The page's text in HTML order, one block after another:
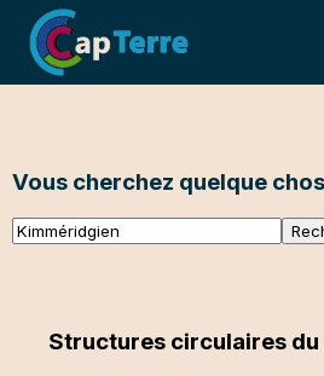
Vous cherchez quelque
Structures circulaires